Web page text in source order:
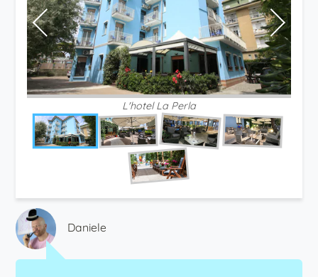
L'hotel La Perla
Daniele